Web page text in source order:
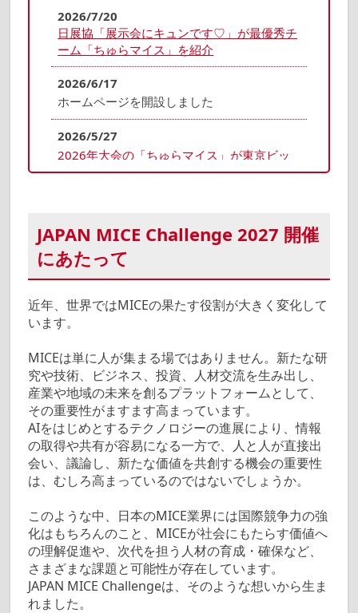
2026/7/20
日展協「展示会にキュンです♡」が最優秀チ
ーム「ちゅらマイス」を紹介
2026/6/17
ホームページを開設しました
2026/5/27
2026年大会の「ちゅらマイス」が東京ビッ
グサイトを訪問
Yokohama MICE Challenge 2026との交流
JAPAN MICE Challenge 2027 開催
にあたって
近年、世界ではMICEの果たす役割が大きく変化して
います。
MICEは単に人が集まる場ではありません。新たな研
究や技術、ビジネス、投資、人材交流を生み出し、
産業や地域の未来を創るプラットフォームとして、
その重要性がますます高まっています。
AIをはじめとするテクノロジーの進展により、情報
の取得や共有が容易になる一方で、人と人が直接出
会い、議論し、新たな価値を共創する機会の重要性
は、むしろ高まっているのではないでしょうか。
このような中、日本のMICE業界には国際競争力の強
化はもちろんのこと、MICEが社会にもたらす価値へ
の理解促進や、次代を担う人材の育成・確保など、
さまざまな課題と可能性が存在しています。
JAPAN MICE Challengeは、そのような想いから生ま
れました。